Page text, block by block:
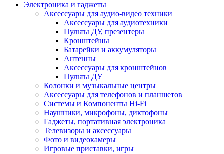
Электроника и гаджеты
Аксессуары для аудио-видео техники
Аксессуары для аудиотехники
Пульты ДУ, презентеры
Кронштейны
Батарейки и аккумуляторы
Антенны
Аксессуары для кронштейнов
Пульты ДУ
Колонки и музыкальные центры
Аксессуары для телефонов и планшетов
Системы и Компоненты Hi-Fi
Наушники, микрофоны, диктофоны
Гаджеты, портативная электроника
Телевизоры и аксессуары
Фото и видеокамеры
Игровые приставки, игры